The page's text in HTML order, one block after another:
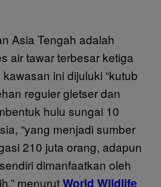
Asia Tengah adalah
air tawar terbesar ketiga
ini dijuluki “kutub
reguler gletser dan
hulu sungai 10
“yang menjadi sumber
210 juta orang, adapun
dimanfaatkan oleh
menurutWorld Wildlife